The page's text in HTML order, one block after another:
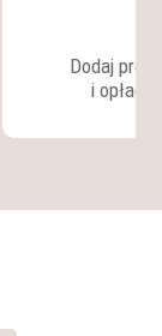
Dodaj
i opłać